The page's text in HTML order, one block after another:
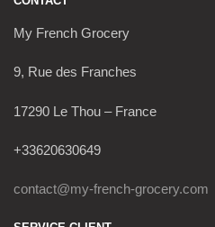
My French Grocery
9, Rue des Franches
17290 Le Thou – France
+33620630649
contact@my-french-grocery.com